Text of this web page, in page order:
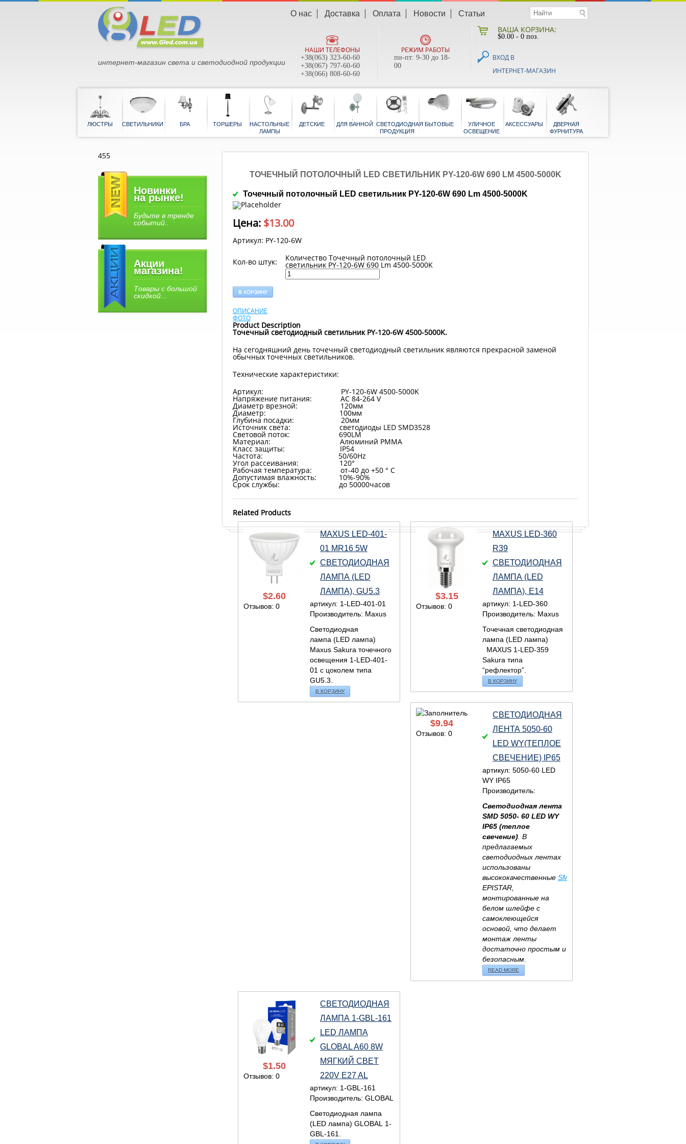
интернет-магазин света и светодиодной продукции
О нас Доставка Оплата Новости Статьи
НАШИ ТЕЛЕФОНЫ
+38(063) 323-60-60
+38(067) 797-60-60
+38(066) 808-60-60
РЕЖИМ РАБОТЫ
пн-пт: 9-30 до 18-
00
ВАША КОРЗИНА:
$0.00 - 0 поз.
ВХОД В
ИНТЕРНЕТ-МАГАЗИН
ЛЮСТРЫ СВЕТИЛЬНИКИ БРА ТОРШЕРЫ НАСТОЛЬНЫЕ ДЕТСКИЕ ДЛЯ ВАННОЙ СВЕТОДИОДНАЯ БЫТОВЫЕ УЛИЧНОЕ АКСЕССУАРЫ
ТОЧЕЧНЫЙ ПОТОЛОЧНЫЙ LED СВЕТИЛЬНИК PY-120-6W 690 LM 4500-5000K
Точечный потолочный LED светильник PY-120-6W 690 Lm 4500-5000K
Цена: $13.00
Артикул: PY-120-6W
Кол-во штук: Количество Точечный потолочный LED
светильник PY-120-6W 690 Lm 4500-5000K
В КОРЗИНУ
ОПИСАНИЕ
ФОТО
Product Description
Точечный светодиодный светильник PY-120-6W 4500-5000K.
На сегодняшний день точечный светодиодный светильник являются прекрасной заменой
обычных точечных светильников.
Технические характеристики:
Артикул: PY-120-6W 4500-5000K
Напряжение питания: AC 84-264 V
Диаметр врезной: 120мм
Диаметр: 100мм
Глубина посадки: 20мм
Источник света: светодиоды LED SMD3528
Световой поток: 690LM
Материал: Алюминий PMMA
Класс защиты: IP54
Частота: 50/60Hz
Угол рассеивания: 120°
Рабочая температура: от-40 до +50 ° С
Допустимая влажность: 10%-90%
Срок службы: до 50000часов
Related Products
$2.60
Отзывов: 0
MAXUS LED-401-
01 MR16 5W
СВЕТОДИОДНАЯ
ЛАМПА (LED
ЛАМПА), GU5.3
артикул: 1-LED-401-01
Производитель: Maxus
Светодиодная
лампа (LED лампа)
Maxus Sakura точечного
освещения 1-LED-401-
01 с цоколем типа
GU5.3.
В КОРЗИНУ
$3.15
Отзывов: 0
MAXUS LED-360
R39
СВЕТОДИОДНАЯ
ЛАМПА (LED
ЛАМПА), E14
артикул: 1-LED-360
Производитель: Maxus
Точечная светодиодная
лампа (LED лампа)
MAXUS 1-LED-359
Sakura типа
“рефлектор”.
В КОРЗИНУ
$9.94
Отзывов: 0
СВЕТОДИОДНАЯ
ЛЕНТА 5050-60
LED WY(ТЕПЛОЕ
СВЕЧЕНИЕ) IP65
артикул: 5050-60 LED
WY IP65
Производитель:
Светодиодная лента
SMD 5050- 60 LED WY
IP65 (теплое
свечение). В
предлагаемых
светодиодных лентах
использованы
высококачественные SMD
EPISTAR,
монтированные на
белом шлейфе c
самоклеющейся
основой, что делает
монтаж ленты
достаточно простым и
безопасным.
READ MORE
$1.50
Отзывов: 0
СВЕТОДИОДНАЯ
ЛАМПА 1-GBL-161
LED ЛАМПА
GLOBAL A60 8W
МЯГКИЙ СВЕТ
220V E27 AL
артикул: 1-GBL-161
Производитель: GLOBAL
Светодиодная лампа
(LED лампа) GLOBAL 1-
GBL-161.
455
Новинки
на рынке!
Будьте в тренде
событий..
Акции
магазина!
Товары с большой
скидкой...